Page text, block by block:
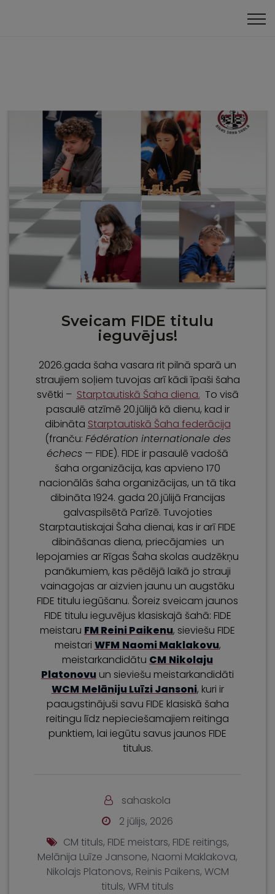
Sveicam FIDE titulu
ieguvējus!
2026.gada šaha vasara rit pilnā sparā un
straujiem soļiem tuvojas arī kādi īpaši šaha
svētki – Starptautiskā Šaha diena. To visā
pasaulē atzīmē 20.jūlijā kā dienu, kad ir
dibināta Starptautiskā Šaha federācija
(franču: Fédération internationale des
échecs — FIDE). FIDE ir pasaulē vadošā
šaha organizācija, kas apvieno 170
nacionālās šaha organizācijas, un tā tika
dibināta 1924. gada 20.jūlijā Francijas
galvaspilsētā Parīzē. Tuvojoties
Starptautiskajai Šaha dienai, kas ir arī FIDE
dibināšanas diena, priecājamies un
lepojamies ar Rīgas Šaha skolas audzēkņu
panākumiem, kas pēdējā laikā jo strauji
vainagojas ar aizvien jaunu un augstāku
FIDE titulu iegūšanu. Šoreiz sveicam jaunos
FIDE titulu ieguvējus klasiskajā šahā: FIDE
meistaru FMReini Paikenu, sieviešu FIDE
meistari WFM Naomi Maklakovu,
meistarkandidātu CM Nikolaju
Platonovu un sieviešu meistarkandidāti
WCM Melāniju Luīzi Jansoni, kuri ir
paaugstinājuši savu FIDE klasiskā šaha
reitingu līdz nepieciešamajiem reitinga
punktiem, lai iegūtu savus jaunos FIDE
titulus.
sahaskola
2 jūlijs, 2026
CM tituls, FIDE meistars, FIDE reitings,
Melānija Luīze Jansone, Naomi Maklakova,
Nikolajs Platonovs, Reinis Paikens, WCM
tituls, WFM tituls